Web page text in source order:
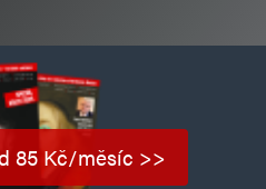
85 Kč/měsíc >>